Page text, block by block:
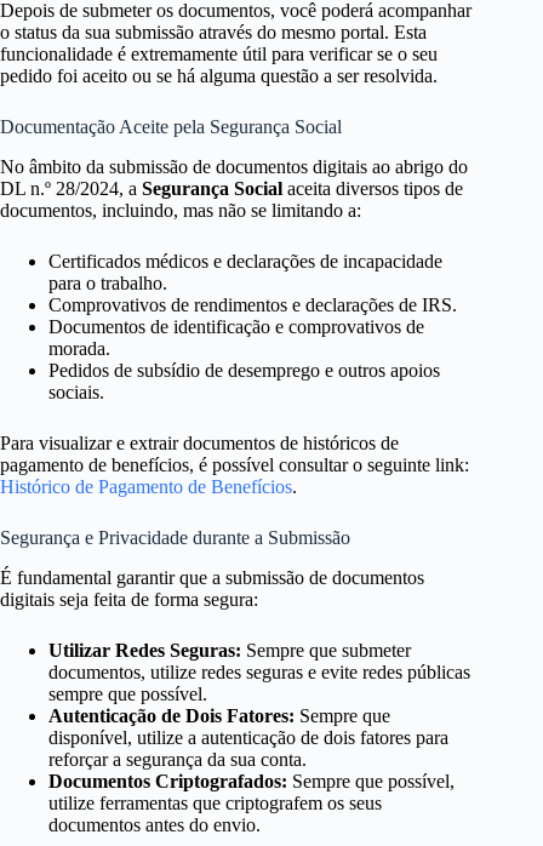
Depois de submeter os documentos, você poderá acompanhar
o status da sua submissão através do mesmo portal. Esta
funcionalidade é extremamente útil para verificar se o seu
pedido foi aceito ou se há alguma questão a ser resolvida.
Documentação Aceite pela Segurança Social
No âmbito da submissão de documentos digitais ao abrigo do
DL n.º 28/2024, a Segurança Social aceita diversos tipos de
documentos, incluindo, mas não se limitando a:
Certificados médicos e declarações de incapacidade
para o trabalho.
Comprovativos de rendimentos e declarações de IRS.
Documentos de identificação e comprovativos de
morada.
Pedidos de subsídio de desemprego e outros apoios
sociais.
Para visualizar e extrair documentos de históricos de
pagamento de benefícios, é possível consultar o seguinte link:
Histórico de Pagamento de Benefícios.
Segurança e Privacidade durante a Submissão
É fundamental garantir que a submissão de documentos
digitais seja feita de forma segura:
Utilizar Redes Seguras: Sempre que submeter
documentos, utilize redes seguras e evite redes públicas
sempre que possível.
Autenticação de Dois Fatores: Sempre que
disponível, utilize a autenticação de dois fatores para
reforçar a segurança da sua conta.
Documentos Criptografados: Sempre que possível,
utilize ferramentas que criptografem os seus
documentos antes do envio.